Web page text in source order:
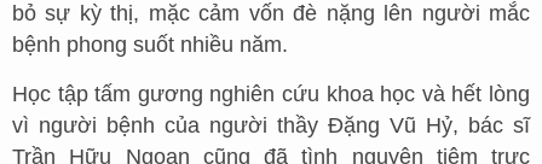
bỏ sự kỳ thị, mặc cảm vốn đè nặng lên người mắc
bệnh phong suốt nhiều năm.
Học tập tấm gương nghiên cứu khoa học và hết lòng
vì người bệnh của người thầy Đặng Vũ Hỷ, bác sĩ
Trần Hữu Ngoạn cũng đã tình nguyện tiêm trực